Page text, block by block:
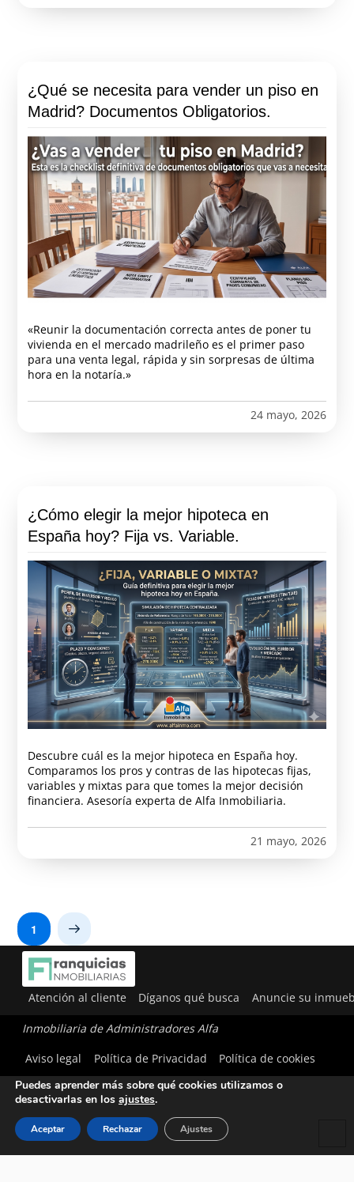
¿Qué se necesita para vender un piso en
Madrid? Documentos Obligatorios.
«Reunir la documentación correcta antes de poner tu
vivienda en el mercado madrileño es el primer paso
para una venta legal, rápida y sin sorpresas de última
hora en la notaría.»
24 mayo, 2026
¿Cómo elegir la mejor hipoteca en
España hoy? Fija vs. Variable.
Descubre cuál es la mejor hipoteca en España hoy.
Comparamos los pros y contras de las hipotecas fijas,
variables y mixtas para que tomes la mejor decisión
financiera. Asesoría experta de Alfa Inmobiliaria.
21 mayo, 2026
1 Next
Atención al cliente Díganos qué busca Anuncie su
Inmobiliaria de Administradores Alfa
Aviso legal
Política de Privacidad Política de cookies
Utilizamos cookies para ofrecerte la mejor experiencia en
Puedes aprender más sobre qué cookies utilizamos o
desactivarlas en los ajustes.
Aceptar Rechazar Ajustes